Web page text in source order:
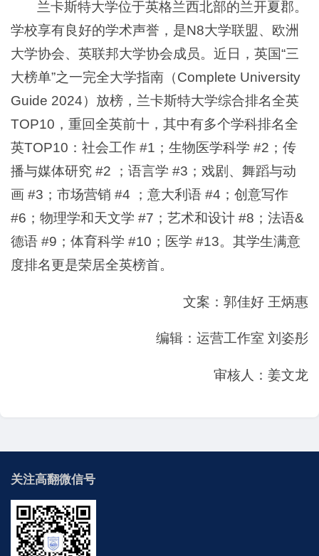
兰卡斯特大学位于英格兰西北部的兰开夏郡。
学校享有良好的学术声誉，是N8大学联盟、欧洲
大学协会、英联邦大学协会成员。近日，英国“三
大榜单”之一完全大学指南（Complete University
Guide 2024）放榜，兰卡斯特大学综合排名全英
TOP10，重回全英前十，其中有多个学科排名全
英TOP10：社会工作 #1；生物医学科学 #2；传
播与媒体研究 #2 ；语言学 #3；戏剧、舞蹈与动
画 #3；市场营销 #4 ；意大利语 #4；创意写作
#6；物理学和天文学 #7；艺术和设计 #8；法语&
德语 #9；体育科学 #10；医学 #13。其学生满意
度排名更是荣居全英榜首。
文案：郭佳好 王炳惠
编辑：运营工作室 刘姿彤
审核人：姜文龙
关注高翻微信号